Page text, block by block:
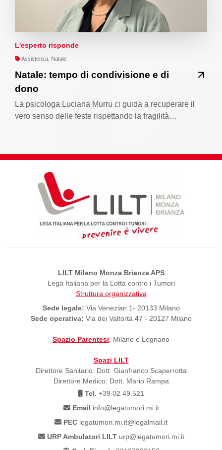
L'esperto risponde
Assistenza, Natale
Natale: tempo di condivisione e di
dono
La psicologa Luciana Murru ci guida a recuperare il
vero senso delle feste rispettando la fragilità…
LILT Milano Monza Brianza APS
Lega Italiana per la Lotta contro i Tumori
Struttura organizzativa
Sede legale: Via Venezian 1- 20133 Milano
Sede operativa: Via dei Valtorta 47 - 20127 Milano
Spazio Parentesi: Milano e Legnano
Spazi LILT
Direttore Sanitario: Dott. Gianfranco Scaperrotta
Direttore Medico: Dott. Mario Rampa
Tel. +39 02 49.521
Email info@legatumori.mi.it
PEC legatumori.mi.it@legalmail.it
URP Ambulatori LILTurp@legatumori.mi.it